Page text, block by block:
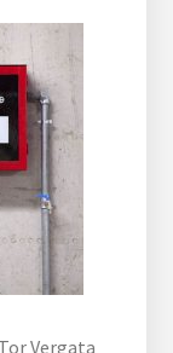
Tor Vergata